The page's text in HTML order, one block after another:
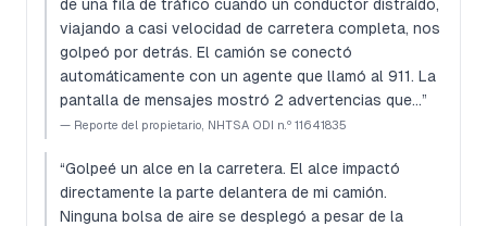
de una fila de tráfico cuando un conductor distraído,
viajando a casi velocidad de carretera completa, nos
golpeó por detrás. El camión se conectó
automáticamente con un agente que llamó al 911. La
pantalla de mensajes mostró 2 advertencias que…”
— Reporte del propietario, NHTSA ODI n.º 11641835
“Golpeé un alce en la carretera. El alce impactó
directamente la parte delantera de mi camión.
Ninguna bolsa de aire se desplegó a pesar de la